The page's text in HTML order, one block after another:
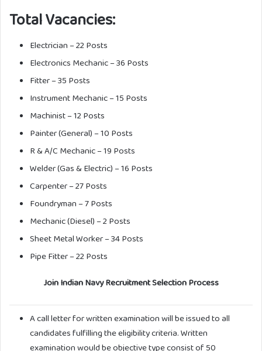
Total Vacancies:
Electrician – 22 Posts
Electronics Mechanic – 36 Posts
Fitter – 35 Posts
Instrument Mechanic – 15 Posts
Machinist – 12 Posts
Painter (General) – 10 Posts
R & A/C Mechanic – 19 Posts
Welder (Gas & Electric) – 16 Posts
Carpenter – 27 Posts
Foundryman – 7 Posts
Mechanic (Diesel) – 2 Posts
Sheet Metal Worker – 34 Posts
Pipe Fitter – 22 Posts
Join Indian Navy Recruitment Selection Process
A call letter for written examination will be issued to all
candidates fulfilling the eligibility criteria. Written
examination would be objective type consist of 50